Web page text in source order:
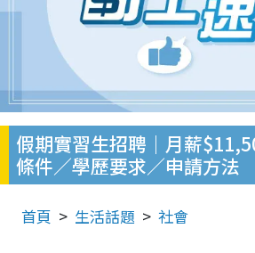
假期實習生招聘｜月薪
條件／學歷要求／申請方法
首頁 生活話題 社會